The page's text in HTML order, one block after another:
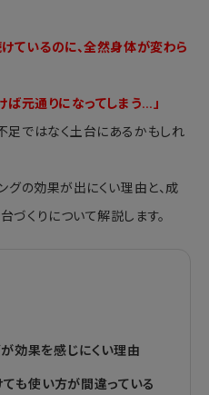
ているのに、全然身体が変わら
ば元通りになってしまう…」
足ではなく土台にあるかもしれ
グの効果が出にくい理由と、成
くりについて解説します。
効果を感じにくい理由
も使い方が間違っている